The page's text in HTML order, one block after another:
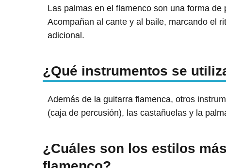
Las palmas en el flamenco son una forma
Acompañan al cante y al baile, marcando el
adicional.
¿Qué instrumentos se
Además de la guitarra flamenca, otros
(caja de percusión), las castañuelas y la
¿Cuáles son los estilos